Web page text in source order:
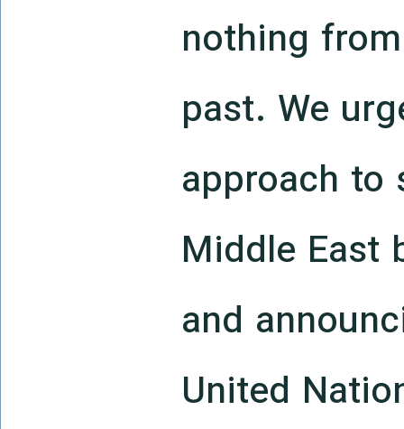
nothing
past. We
approach to
Middle East
and
United